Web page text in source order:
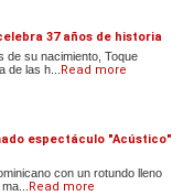
37 años de historia
de su nacimiento, Toque
de las h...
Read more
espectáculo "Acústico"
con un rotundo lleno
Read more